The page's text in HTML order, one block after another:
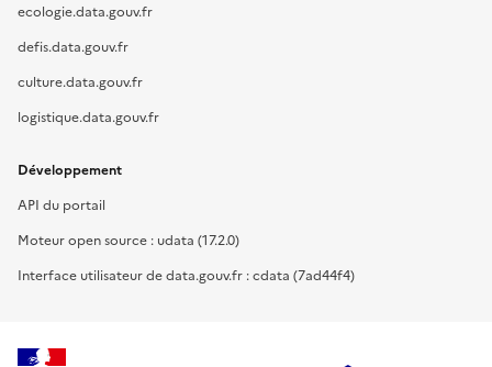
ecologie.data.gouv.fr
defis.data.gouv.fr
culture.data.gouv.fr
logistique.data.gouv.fr
Développement
API du portail
Moteur open source : udata (17.2.0)
Interface utilisateur de data.gouv.fr : cdata (7ad44f4)